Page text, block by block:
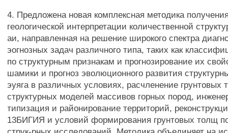
4. Предложена новая комплексная методика
геологической интерпретации количественной
аи, направленная на решение широкого спектра
эогнозных задач различного типа, таких как
по структурным признакам и прогнозирование их
шамики и прогноз эволюционного развития
эуяга в различных условиях, расчленение грунтовых
структурных моделей массивов горных пород,
типизация и районирование территорий,
13БИГИЯ и условий формирования грунтовых толщ